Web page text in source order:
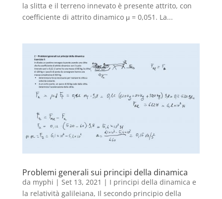
la slitta e il terreno innevato è presente attrito, con
coefficiente di attrito dinamico μ = 0,051. La...
Problemi generali sui principi della dinamica
da myphi | Set 13, 2021 | I principi della dinamica e
la relatività galileiana, Il secondo principio della